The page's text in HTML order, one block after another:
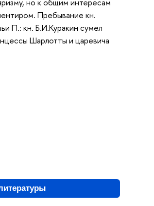
Пребывание кн.
П.: кн. Б.И.Куракин сумел
Шарлотты и царевича